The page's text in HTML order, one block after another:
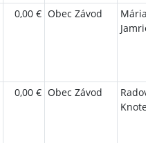
0,00 € Obec Závod
Mária
0,00 € Obec Závod
Knotek